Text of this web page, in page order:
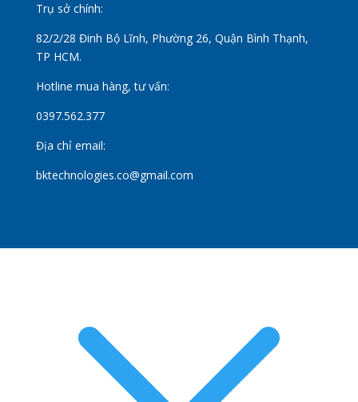
Trụ sở chính:
82/2/28 Đinh Bộ Lĩnh, Phường 26, Quận Bình Thạnh,
TP HCM.
Hotline mua hàng, tư vấn:
0397.562.377
Địa chỉ email:
bktechnologies.co@gmail.com